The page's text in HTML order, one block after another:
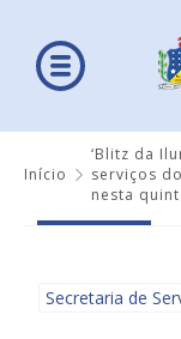
Início
‘Blitz da
serviços
nesta
Secretaria de